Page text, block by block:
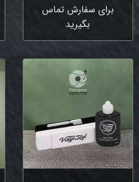
برای سفارش تماس
بگیرید